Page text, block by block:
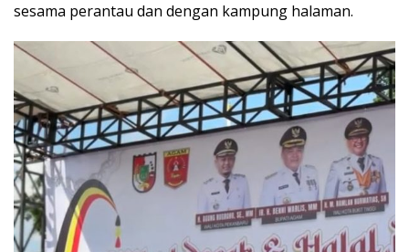
sesama perantau dan dengan kampung halaman.